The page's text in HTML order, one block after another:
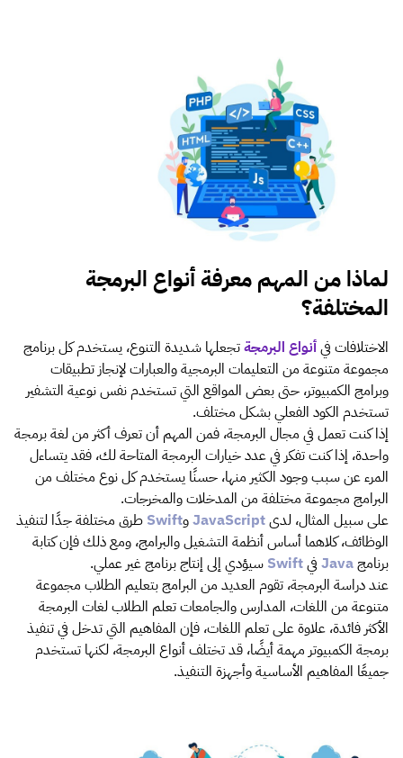
لماذا من المهم معرفة أنواع البرمجة
المختلفة؟
الاختلافات فيأنواع البرمجةتجعلها شديدة التنوع، يستخدم كل برنامج
مجموعة متنوعة من التعليمات البرمجية والعبارات لإنجاز تطبيقات
وبرامج الكمبيوتر، حتى بعض المواقع التي تستخدم نفس نوعية التشفير
تستخدم الكود الفعلي بشكل مختلف.
إذا كنت تعمل في مجال البرمجة، فمن المهم أن تعرف أكثر من لغة برمجة
واحدة، إذا كنت تفكر في عدد خيارات البرمجة المتاحة لك، فقد يتساءل
المرء عن سبب وجود الكثير منها، حسنًا يستخدم كل نوع مختلف من
البرامج مجموعة مختلفة من المدخلات والمخرجات.
على سبيل المثال، لدىJavaScriptوSwift طرق مختلفة جدًا لتنفيذ
الوظائف، كلاهما أساس أنظمة التشغيل والبرامج، ومع ذلك فإن كتابة
برنامجJava فيSwift سيؤدي إلى إنتاج برنامج غير عملي.
عند دراسة البرمجة، تقوم العديد من البرامج بتعليم الطلاب مجموعة
متنوعة من اللغات، المدارس والجامعات تعلم الطلاب لغات البرمجة
الأكثر فائدة، علاوة على تعلم اللغات، فإن المفاهيم التي تدخل في تنفيذ
برمجة الكمبيوتر مهمة أيضًا، قد تختلف أنواع البرمجة، لكنها تستخدم
جميعًا المفاهيم الأساسية وأجهزة التنفيذ.